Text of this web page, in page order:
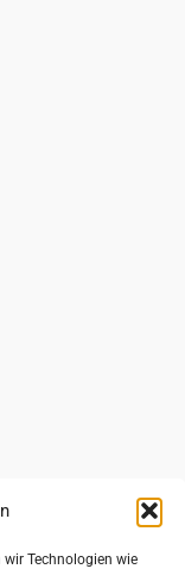
Technologien wie